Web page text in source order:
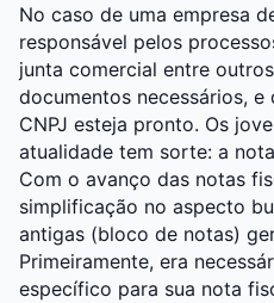
No caso de uma empresa
responsável pelos
junta comercial entre
documentos necessários,
CNPJ esteja pronto. Os
atualidade tem sorte: a
Com o avanço das notas
simplificação no aspecto
antigas (bloco de notas)
Primeiramente, era
específico para sua nota